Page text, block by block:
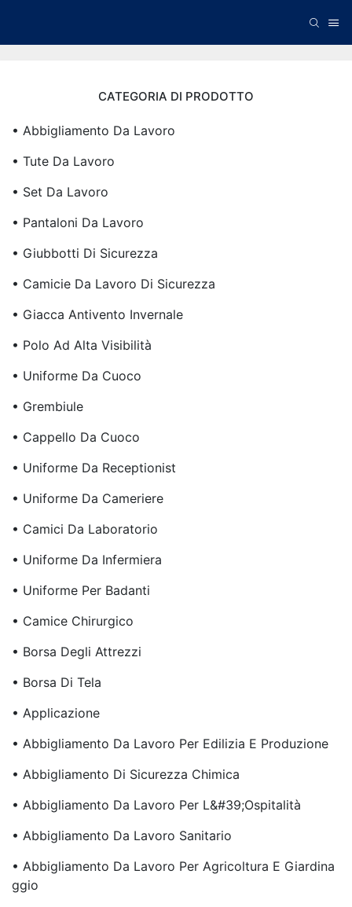
CATEGORIA DI PRODOTTO
• Abbigliamento Da Lavoro
• Tute Da Lavoro
• Set Da Lavoro
• Pantaloni Da Lavoro
• Giubbotti Di Sicurezza
• Camicie Da Lavoro Di Sicurezza
• Giacca Antivento Invernale
• Polo Ad Alta Visibilità
• Uniforme Da Cuoco
• Grembiule
• Cappello Da Cuoco
• Uniforme Da Receptionist
• Uniforme Da Cameriere
• Camici Da Laboratorio
• Uniforme Da Infermiera
• Uniforme Per Badanti
• Camice Chirurgico
• Borsa Degli Attrezzi
• Borsa Di Tela
• Applicazione
• Abbigliamento Da Lavoro Per Edilizia E Produzione
• Abbigliamento Di Sicurezza Chimica
• Abbigliamento Da Lavoro Per L&#39;ospitalità
• Abbigliamento Da Lavoro Sanitario
• Abbigliamento Da Lavoro Per Agricoltura E Giardina
Ggio